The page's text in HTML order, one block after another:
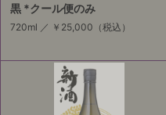
黒 *クール便のみ
720ml ／ ￥25,000 （税込）